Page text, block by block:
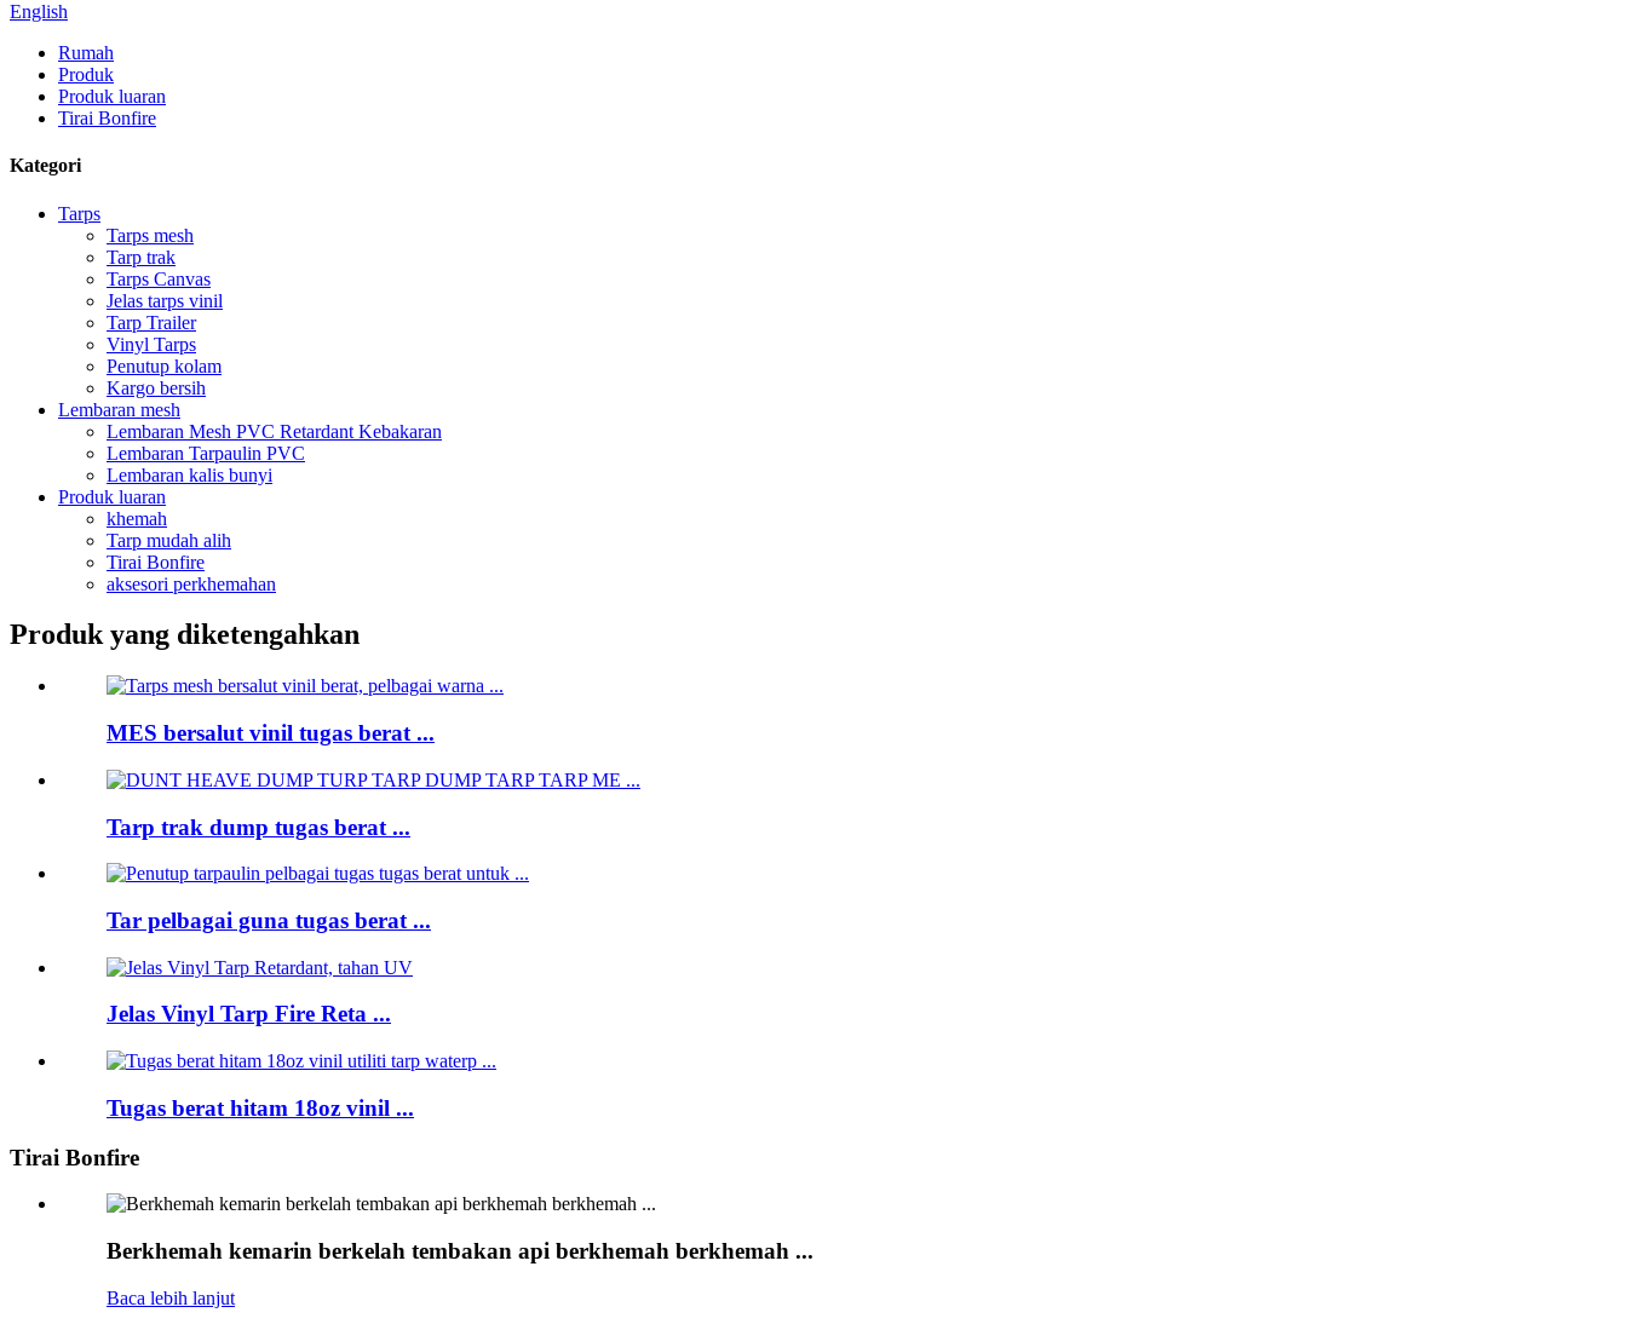
English
Rumah
Produk
Produk luaran
Tirai Bonfire
Kategori
Tarps
Tarps mesh
Tarp trak
Tarps Canvas
Jelas tarps vinil
Tarp Trailer
Vinyl Tarps
Penutup kolam
Kargo bersih
Lembaran mesh
Lembaran Mesh PVC Retardant Kebakaran
Lembaran Tarpaulin PVC
Lembaran kalis bunyi
Produk luaran
khemah
Tarp mudah alih
Tirai Bonfire
aksesori perkhemahan
Produk yang diketengahkan
MES bersalut vinil tugas berat ...
Tarp trak dump tugas berat ...
Tar pelbagai guna tugas berat ...
Jelas Vinyl Tarp Fire Reta ...
Tugas berat hitam 18oz vinil ...
Tirai Bonfire
Berkhemah kemarin berkelah tembakan api berkhemah berkhemah ...
Baca lebih lanjut